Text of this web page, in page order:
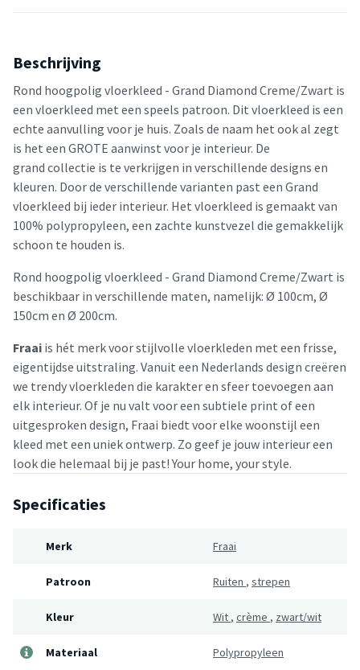
Beschrijving
Rond hoogpolig vloerkleed - Grand Diamond Creme/Zwart is
een vloerkleed met een speels patroon. Dit vloerkleed is een
echte aanvulling voor je huis. Zoals de naam het ook al zegt
is het een GROTE aanwinst voor je interieur. De
grand collectie is te verkrijgen in verschillende designs en
kleuren. Door de verschillende varianten past een Grand
vloerkleed bij ieder interieur. Het vloerkleed is gemaakt van
100% polypropyleen, een zachte kunstvezel die gemakkelijk
schoon te houden is.
Rond hoogpolig vloerkleed - Grand Diamond Creme/Zwart is
beschikbaar in verschillende maten, namelijk: Ø 100cm, Ø
150cm en Ø 200cm.
Fraai is hét merk voor stijlvolle vloerkleden met een frisse,
eigentijdse uitstraling. Vanuit een Nederlands design creëren
we trendy vloerkleden die karakter en sfeer toevoegen aan
elk interieur. Of je nu valt voor een subtiele print of een
uitgesproken design, Fraai biedt voor elke woonstijl een
kleed met een uniek ontwerp. Zo geef je jouw interieur een
look die helemaal bij je past! Your home, your style.
Specificaties
Merk Fraai
Patroon Ruiten , strepen
Kleur Wit , crème , zwart/wit
Materiaal Polypropyleen